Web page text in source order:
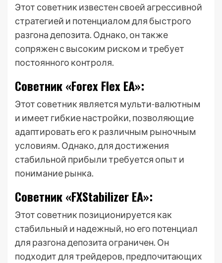
Этот советник известен своей агрессивной
стратегией и потенциалом для быстрого
разгона депозита. Однако, он также
сопряжен с высоким риском и требует
постоянного контроля.
Советник «Forex Flex EA»:
Этот советник является мульти-валютным
и имеет гибкие настройки, позволяющие
адаптировать его к различным рыночным
условиям. Однако, для достижения
стабильной прибыли требуется опыт и
понимание рынка.
Советник «FXStabilizer EA»:
Этот советник позиционируется как
стабильный и надежный, но его потенциал
для разгона депозита ограничен. Он
подходит для трейдеров, предпочитающих